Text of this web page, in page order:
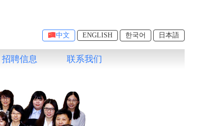
中文 ENGLISH 한국어 日本語
招聘信息 联系我们